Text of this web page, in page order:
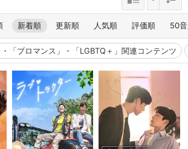
新着順 更新順 人気順 評価順 50
・「ブロマンス」・「LGBTQ＋」関連コンテンツ